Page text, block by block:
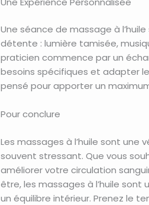
Une séance de massage à
détente : lumière tamisée,
praticien commence par un
besoins spécifiques et adapter
pensé pour apporter un
Pour conclure
Les massages à l’huile sont
souvent stressant. Que vous
améliorer votre circulation
être, les massages à l’huile
un équilibre intérieur. Prenez le